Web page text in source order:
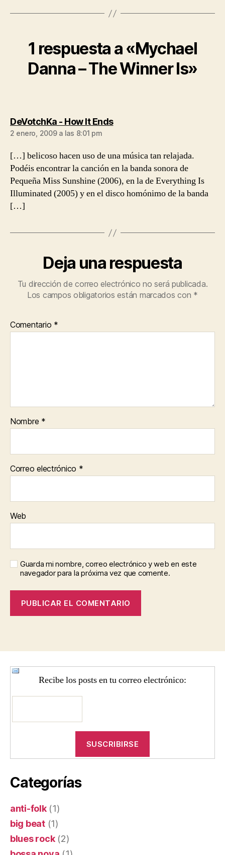
1 respuesta a «Mychael
Danna – The Winner Is»
DeVotchKa - How It Endsdice:
2 enero, 2009 a las 8:01 pm
[…] belicoso hacen uso de una música tan relajada.
Podéis encontrar la canción en la banda sonora de
Pequeña Miss Sunshine (2006), en la de Everything Is
Illuminated (2005) y en el disco homónimo de la banda
[…]
Deja una respuesta
Tu dirección de correo electrónico no será publicada.
Los campos obligatorios están marcados con *
Comentario *
Nombre *
Correo electrónico *
Web
Guarda mi nombre, correo electrónico y web en este
navegador para la próxima vez que comente.
Recibe los posts en tu correo electrónico:
Categorías
anti-folk(1)
big beat(1)
blues rock(2)